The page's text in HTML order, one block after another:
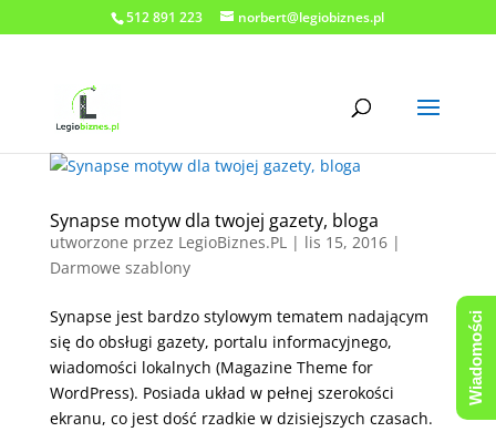
512 891 223 norbert@legiobiznes.pl
Synapse motyw dla twojej gazety, bloga
utworzone przez LegioBiznes.PL| lis 15, 2016|
Darmowe szablony
Synapse jest bardzo stylowym tematem nadającym
się do obsługi gazety, portalu informacyjnego,
wiadomości lokalnych (Magazine Theme for
WordPress). Posiada układ w pełnej szerokości
ekranu, co jest dość rzadkie w dzisiejszych czasach.
Wiadomości